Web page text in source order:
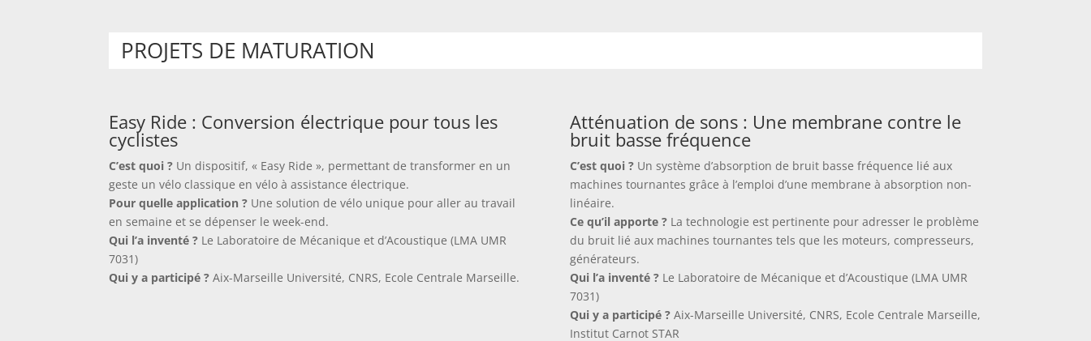
PROJETS DE MATURATION
Easy Ride : Conversion électrique pour tous les
cyclistes
C’est quoi ? Un dispositif, « Easy Ride », permettant de transformer en un
geste un vélo classique en vélo à assistance électrique.
Pour quelle application ? Une solution de vélo unique pour aller au travail
en semaine et se dépenser le week-end.
Qui l’a inventé ? Le Laboratoire de Mécanique et d’Acoustique (LMA UMR
7031)
Qui y a participé ? Aix-Marseille Université, CNRS, Ecole Centrale Marseille.
Atténuation de sons : Une membrane contre le
bruit basse fréquence
C’est quoi ?Un système d’absorption de bruit basse fréquence lié aux
machines tournantes grâce à l’emploi d’une membrane à absorption non-
linéaire.
Ce qu’il apporte ?La technologie est pertinente pour adresser le problème
du bruit lié aux machines tournantes tels que les moteurs, compresseurs,
générateurs.
Qui l’a inventé ?Le Laboratoire de Mécanique et d’Acoustique (LMA UMR
7031)
Qui y a participé ?Aix-Marseille Université, CNRS, Ecole Centrale Marseille,
Institut Carnot STAR